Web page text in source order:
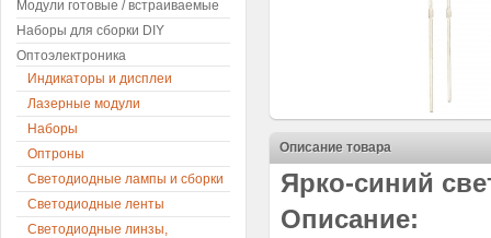
Описание товара
Ярко-синий
Описание:
Модули готовые / встраиваемые
Наборы для сборки DIY
Оптоэлектроника
Индикаторы и дисплеи
Лазерные модули
Наборы
Оптроны
Светодиодные лампы и сборки
Светодиодные ленты
Светодиодные линзы,